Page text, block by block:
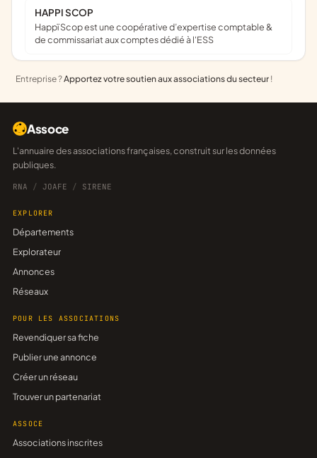
HAPPI SCOP
Happï Scop est une coopérative d’expertise comptable &
de commissariat aux comptes dédié à l'ESS
Entreprise ?Apportez votre soutien aux associations du secteur !
Assoce
L'annuaire des associations françaises, construit sur les données
publiques.
RNA / JOAFE / SIRENE
EXPLORER
Départements
Explorateur
Annonces
Réseaux
POUR LES ASSOCIATIONS
Revendiquer sa fiche
Publier une annonce
Créer un réseau
Trouver un partenariat
ASSOCE
Associations inscrites